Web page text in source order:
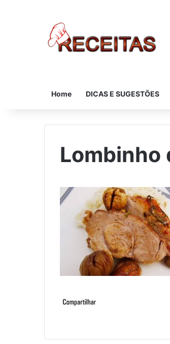
Home DICAS E SUGESTÕES
Lombinho